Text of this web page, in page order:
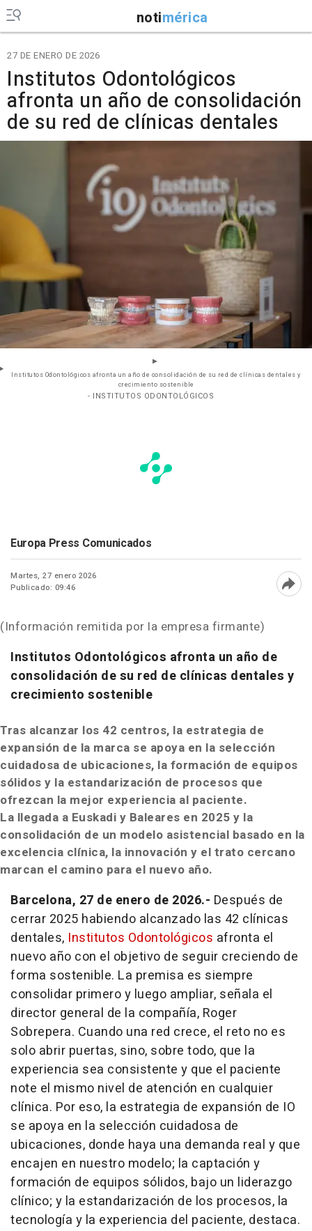
notimérica
27 DE ENERO DE 2026
Institutos Odontológicos
afronta un año de consolidación
de su red de clínicas dentales
Institutos Odontológicos afronta un año de consolidación de su red de clínicas dentales y
crecimiento sostenible
- INSTITUTOS ODONTOLÓGICOS
Europa Press Comunicados
Martes, 27 enero 2026
Publicado: 09:46
(Información remitida por la empresa firmante)
Institutos Odontológicos afronta un año de
consolidación de su red de clínicas dentales y
crecimiento sostenible
Tras alcanzar los 42 centros, la estrategia de
expansión de la marca se apoya en la selección
cuidadosa de ubicaciones, la formación de equipos
sólidos y la estandarización de procesos que
ofrezcan la mejor experiencia al paciente.
La llegada a Euskadi y Baleares en 2025 y la
consolidación de un modelo asistencial basado en la
excelencia clínica, la innovación y el trato cercano
marcan el camino para el nuevo año.
Barcelona, 27 de enero de 2026.- Después de
cerrar 2025 habiendo alcanzado las 42 clínicas
dentales, Institutos Odontológicos afronta el
nuevo año con el objetivo de seguir creciendo de
forma sostenible. La premisa es siempre
consolidar primero y luego ampliar, señala el
director general de la compañía, Roger
Sobrepera. Cuando una red crece, el reto no es
solo abrir puertas, sino, sobre todo, que la
experiencia sea consistente y que el paciente
note el mismo nivel de atención en cualquier
clínica. Por eso, la estrategia de expansión de IO
se apoya en la selección cuidadosa de
ubicaciones, donde haya una demanda real y que
encajen en nuestro modelo; la captación y
formación de equipos sólidos, bajo un liderazgo
clínico; y la estandarización de los procesos, la
tecnología y la experiencia del paciente, destaca.